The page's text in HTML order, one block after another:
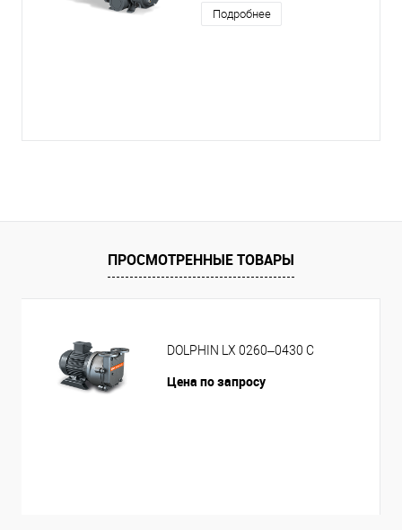
Подробнее
ПРОСМОТРЕННЫЕ ТОВАРЫ
DOLPHIN LX 0260–0430 C
Цена по запросу